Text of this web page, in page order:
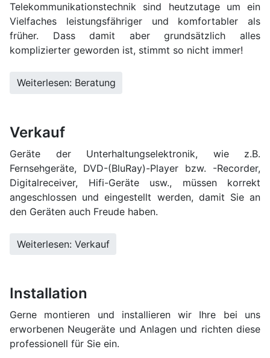
Telekommunikationstechnik sind heutzutage um ein
Vielfaches leistungsfähriger und komfortabler als
früher. Dass damit aber grundsätzlich alles
komplizierter geworden ist, stimmt so nicht immer!
Weiterlesen: Beratung
Verkauf
Geräte der Unterhaltungselektronik, wie z.B.
Fernsehgeräte, DVD-(BluRay)-Player bzw. -Recorder,
Digitalreceiver, Hifi-Geräte usw., müssen korrekt
angeschlossen und eingestellt werden, damit Sie an
den Geräten auch Freude haben.
Weiterlesen: Verkauf
Installation
Gerne montieren und installieren wir Ihre bei uns
erworbenen Neugeräte und Anlagen und richten diese
professionell für Sie ein.